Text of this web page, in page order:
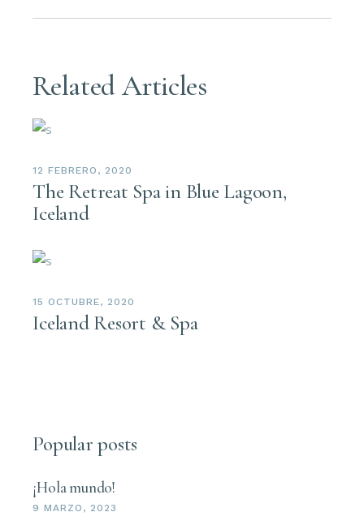
Related Articles
12 FEBRERO, 2020
The Retreat Spa in Blue Lagoon,
Iceland
15 OCTUBRE, 2020
Iceland Resort & Spa
Popular posts
¡Hola mundo!
9 MARZO, 2023